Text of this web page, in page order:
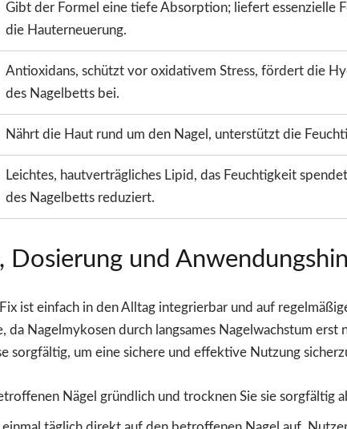
Gibt der Formel eine tiefe Absorption; liefert essenzielle
die Hauterneuerung.
Antioxidans, schützt vor oxidativem Stress, fördert die
des Nagelbetts bei.
Nährt die Haut rund um den Nagel, unterstützt die
Leichtes, hautverträgliches Lipid, das Feuchtigkeit
des Nagelbetts reduziert.
Dosierung und
ist einfach in den Alltag integrierbar und auf
da Nagelmykosen durch langsames Nagelwachstum
sorgfältig, um eine sichere und effektive Nutzung
Nägel gründlich und trocknen Sie sie sorgfältig